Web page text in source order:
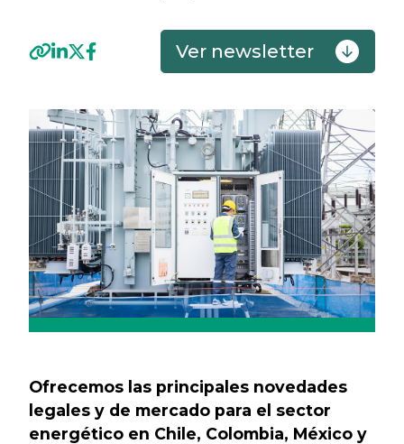
Ver newsletter
Ofrecemos las principales novedades
legales y de mercado para el sector
energético en Chile, Colombia, México y